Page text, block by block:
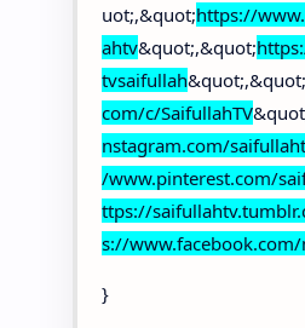
uot;,&quot;https://
ahtv&quot;,&quot;
tvsaifullah&quot;,&quot;
com/c/SaifullahTV
nstagram.com/
/www.pinterest.com/
ttps://
s://
}